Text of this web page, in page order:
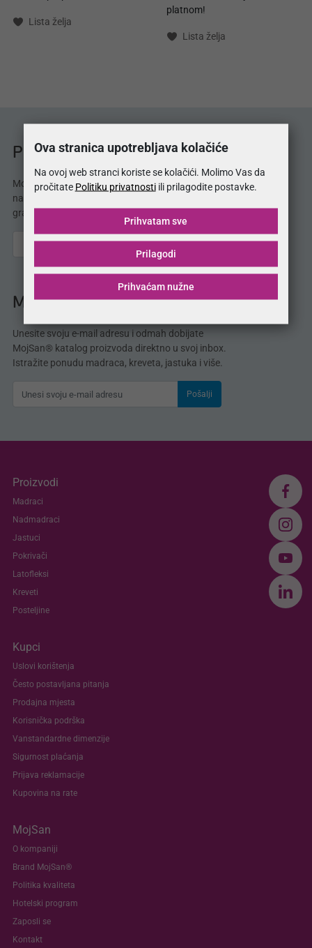
Lista želja
platnom!
Lista želja
Prodajna mjesta MojSan®
MojSan® proizvode možete kupiti u 38 salona
namještaja. Potražite naše proizvode i u Vašem
gradu!
MojSan® katalog
Unesite svoju e-mail adresu i odmah dobijate
MojSan® katalog proizvoda direktno u svoj inbox.
Istražite ponudu madraca, kreveta, jastuka i više.
Pošalji
Proizvodi
Madraci
Nadmadraci
Jastuci
Pokrivači
Latofleksi
Kreveti
Posteljine
Kupci
Uslovi korištenja
Često postavljana pitanja
Prodajna mjesta
Korisnička podrška
Vanstandardne dimenzije
Sigurnost plaćanja
Prijava reklamacije
Kupovina na rate
MojSan
O kompaniji
Brand MojSan®
Politika kvaliteta
Hotelski program
Zaposli se
Kontakt
Ova stranica upotrebljava kolačiće
Na ovoj web stranci koriste se kolačići. Molimo Vas da
pročitate Politiku privatnostiili prilagodite postavke.
Prihvaćam nužne
Prilagodi
Prihvatam sve